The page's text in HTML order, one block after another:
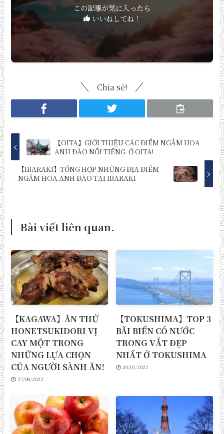
この記事が気に入ったら
いいねしてね！
Chia sẻ!
【OITA】GIỚI THIỆU CÁC ĐIỂM NGẮM HOA
ANH ĐÀO NỔI TIẾNG Ở OITA!
【IBARAKI】TỔNG HỢP NHỮNG ĐỊA ĐIỂM
NGẮM HOA ANH ĐÀO TẠI IBARAKI
Bài viết liên quan.
【KAGAWA】ĂN THỬ
HONETSUKIDORI VỊ
CAY MỘT TRONG
NHỮNG LỰA CHỌN
CỦA NGƯỜI SÀNH ĂN!
27/08/2022
【TOKUSHIMA】TOP 3
BÃI BIỂN CÓ NƯỚC
TRONG VẮT ĐẸP
NHẤT Ở TOKUSHIMA
20/07/2022